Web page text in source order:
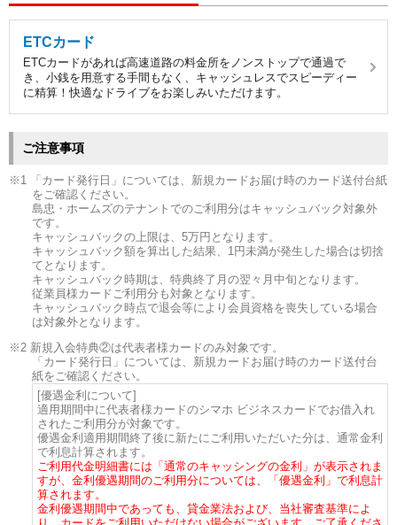
ETCカード
ETCカードがあれば高速道路の料金所をノンストップで通過で
き、小銭を用意する手間もなく、キャッシュレスでスピーディー
に精算！快適なドライブをお楽しみいただけます。
ご注意事項
1 「カード発行日」については、新規カードお届け時のカード送付台紙
をご確認ください。
島忠・ホームズのテナントでのご利用分はキャッシュバック対象外
です。
キャッシュバックの上限は、5万円となります。
キャッシュバック額を算出した結果、1円未満が発生した場合は切捨
てとなります。
キャッシュバック時期は、特典終了月の翌々月中旬となります。
従業員様カードご利用分も対象となります。
キャッシュバック時点で退会等により会員資格を喪失している場合
は対象外となります。
2 新規入会特典②は代表者様カードのみ対象です。
「カード発行日」については、新規カードお届け時のカード送付台
紙をご確認ください。
[優遇金利について]
適用期間中に代表者様カードのシマホ ビジネスカードでお借入れ
されたご利用分が対象です。
優遇金利適用期間終了後に新たにご利用いただいた分は、通常金利
で利息計算されます。
ご利用代金明細書には「通常のキャッシングの金利」が表示されま
すが、金利優遇期間のご利用分については、「優遇金利」で利息計
算されます。
金利優遇期間中であっても、貸金業法および、当社審査基準によ